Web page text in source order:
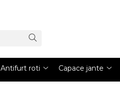
Antifurt roti Capace jante